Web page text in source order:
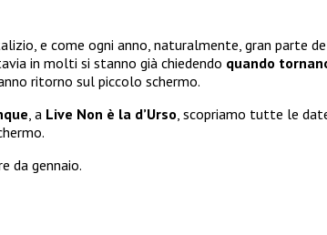
e come ogni anno, naturalmente, gran parte
in molti si stanno già chiedendo quando
ritorno sul piccolo schermo.
, a Live Non è la d’Urso, scopriamo tutte le
da gennaio.